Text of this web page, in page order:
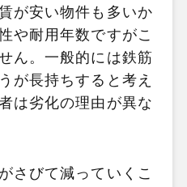
が安い物件も多いか
や耐用年数ですがこ
ん。一般的には鉄筋
が長持ちすると考え
は劣化の理由が異な
さびて減っていくこ